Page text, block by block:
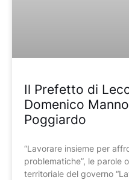
Il Prefetto di
Domenico
Poggiardo
“Lavorare insieme per
problematiche”, le parole
territoriale del governo